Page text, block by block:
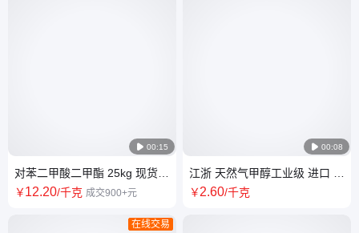
 00:15
对苯二甲酸二甲酯 25kg 现货
球状 DMT 韩国SK 900kg 合成
￥12.20/千克 成交900+元
在线交易
 00:08
江浙 天然气甲醇工业级 进口 燃
料 67-56-1 散水 桶装 周边拼车
￥2.60/千克